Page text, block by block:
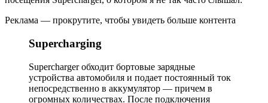
Реклама — прокрутите, чтобы увидеть больше контента
Supercharging
Supercharger обходит бортовые зарядные
устройства автомобиля и подает постоянный ток
непосредственно в аккумулятор — причем в
огромных количествах. После подключения